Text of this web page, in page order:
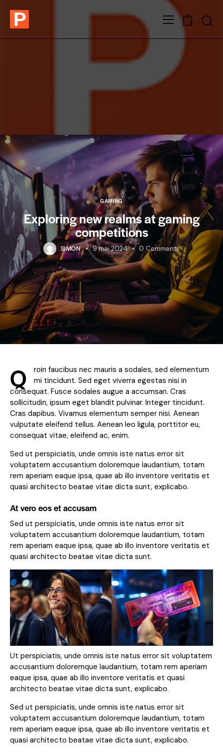
0
GAMING
Exploring new realms at gaming
competitions
SIMON 9 mai 2024 0 Comments
Q
roin faucibus nec mauris a sodales, sed elementum
mi tincidunt. Sed eget viverra egestas nisi in
consequat. Fusce sodales augue a accumsan. Cras
sollicitudin, ipsum eget blandit pulvinar. Integer tincidunt.
Cras dapibus. Vivamus elementum semper nisi. Aenean
vulputate eleifend tellus. Aenean leo ligula, porttitor eu,
consequat vitae, eleifend ac, enim.
Sed ut perspiciatis, unde omnis iste natus error sit
voluptatem accusantium doloremque laudantium, totam
rem aperiam eaque ipsa, quae ab illo inventore veritatis et
quasi architecto beatae vitae dicta sunt, explicabo.
At vero eos et accusam
Sed ut perspiciatis, unde omnis iste natus error sit
voluptatem accusantium doloremque laudantium, totam
rem aperiam eaque ipsa, quae ab illo inventore veritatis et
quasi architecto beatae vitae dicta sunt.
Ut perspiciatis, unde omnis iste natus error sit voluptatem
accusantium doloremque laudantium, totam rem aperiam
eaque ipsa, quae ab illo inventore veritatis et quasi
architecto beatae vitae dicta sunt, explicabo.
Sed ut perspiciatis, unde omnis iste natus error sit
voluptatem accusantium doloremque laudantium, totam
rem aperiam eaque ipsa, quae ab illo inventore veritatis et
quasi architecto beatae vitae dicta sunt, explicabo.